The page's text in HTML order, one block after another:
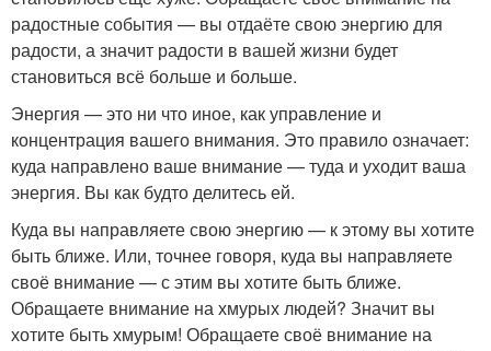
радостные события — вы отдаёте свою энергию для
радости, а значит радости в вашей жизни будет
становиться всё больше и больше.
Энергия — это ни что иное, как управление и
концентрация вашего внимания. Это правило означает:
куда направлено ваше внимание — туда и уходит ваша
энергия. Вы как будто делитесь ей.
Куда вы направляете свою энергию — к этому вы хотите
быть ближе. Или, точнее говоря, куда вы направляете
своё внимание — с этим вы хотите быть ближе.
Обращаете внимание на хмурых людей? Значит вы
хотите быть хмурым! Обращаете своё внимание на